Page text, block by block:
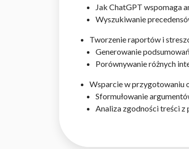
Jak ChatGPT wspomaga
Wyszukiwanie
Tworzenie raportów i
Generowanie
Porównywanie różnych
Wsparcie w przygotowaniu
Sformułowanie
Analiza zgodności treści z